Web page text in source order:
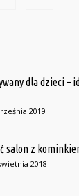
dla dzieci –
2019
salon z
2018